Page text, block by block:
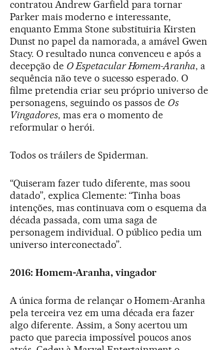
contratou Andrew Garfield para tornar
Parker mais moderno e interessante,
enquanto Emma Stone substituiria Kirsten
Dunst no papel da namorada, a amável Gwen
Stacy. O resultado nunca convenceu e após a
decepção de O Espetacular Homem-Aranha, a
sequência não teve o sucesso esperado. O
filme pretendia criar seu próprio universo de
personagens, seguindo os passos de Os
Vingadores, mas era o momento de
reformular o herói.
Todos os tráilers de Spiderman.
“Quiseram fazer tudo diferente, mas soou
datado”, explica Clemente: “Tinha boas
intenções, mas continuava com o esquema da
década passada, com uma saga de
personagem individual. O público pedia um
universo interconectado”.
2016: Homem-Aranha, vingador
A única forma de relançar o Homem-Aranha
pela terceira vez em uma década era fazer
algo diferente. Assim, a Sony acertou um
pacto que parecia impossível poucos anos